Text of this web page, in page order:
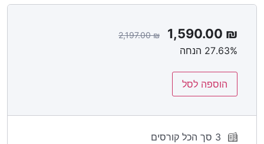
1,590.00 ₪
2,197.00₪
27.63% הנחה
הוספה לסל
3 סך הכל קורסים